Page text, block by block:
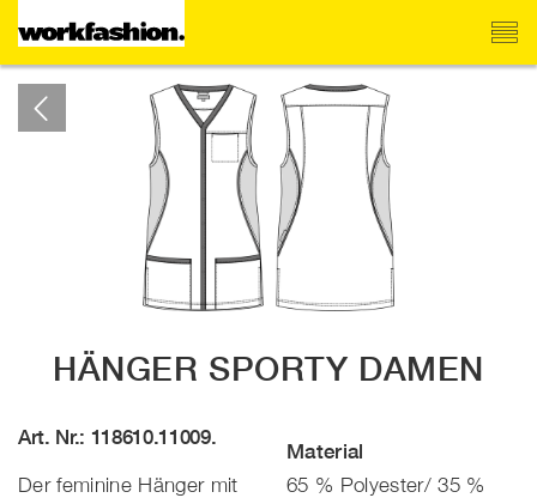
HÄNGER SPORTY DAMEN
Art. Nr.: 118610.11009.
Der feminine Hänger mit
Material
65 % Polyester/ 35 %